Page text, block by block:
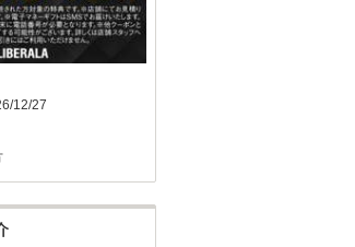
12/27